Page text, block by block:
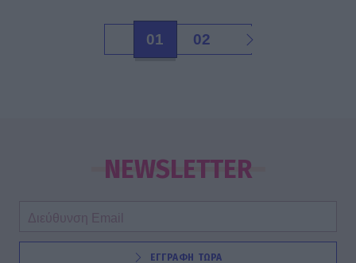
01 02
NEWSLETTER
ΕΓΓΡΑΦΗ ΤΩΡΑ